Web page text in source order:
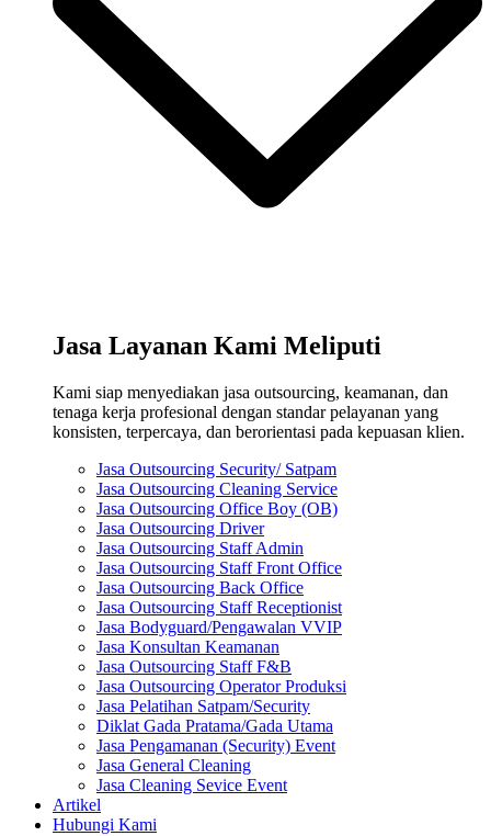
Jasa Layanan Kami Meliputi
Kami siap menyediakan jasa outsourcing, keamanan, dan
tenaga kerja profesional dengan standar pelayanan yang
konsisten, terpercaya, dan berorientasi pada kepuasan klien.
Jasa Outsourcing Security/ Satpam
Jasa Outsourcing Cleaning Service
Jasa Outsourcing Office Boy (OB)
Jasa Outsourcing Driver
Jasa Outsourcing Staff Admin
Jasa Outsourcing Staff Front Office
Jasa Outsourcing Back Office
Jasa Outsourcing Staff Receptionist
Jasa Bodyguard/Pengawalan VVIP
Jasa Konsultan Keamanan
Jasa Outsourcing Staff F&B
Jasa Outsourcing Operator Produksi
Jasa Pelatihan Satpam/Security
Diklat Gada Pratama/Gada Utama
Jasa Pengamanan (Security) Event
Jasa General Cleaning
Jasa Cleaning Sevice Event
Artikel
Hubungi Kami